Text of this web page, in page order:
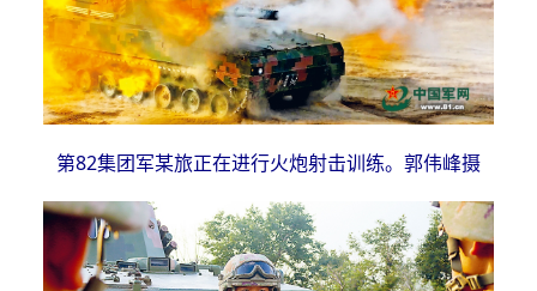
第82集团军某旅正在进行火炮射击训练。郭伟峰摄